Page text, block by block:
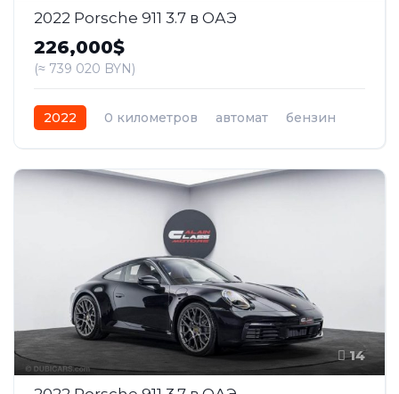
2022 Porsche 911 3.7 в ОАЭ
226,000$
(≈ 739 020 BYN)
2022 0 километров автомат
бензин
14